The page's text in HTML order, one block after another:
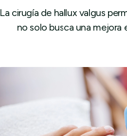
La cirugía de hallux valgus
no solo busca una mejora